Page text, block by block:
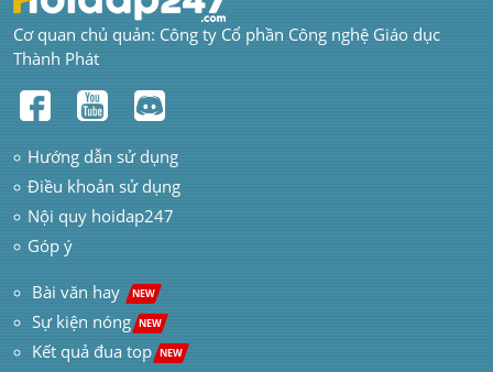
Cơ quan chủ quản: Công ty Cổ phần Công nghệ Giáo dục
Thành Phát
Hướng dẫn sử dụng
Điều khoản sử dụng
Nội quy hoidap247
Góp ý
Bài văn hay NEW
Sự kiện nóng NEW
Kết quả đua top NEW